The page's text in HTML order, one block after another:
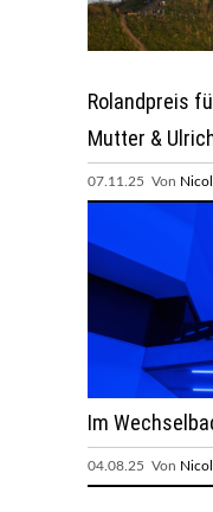
Rolandpreis
Mutter &
07.11.25 Von
Im
04.08.25 Von